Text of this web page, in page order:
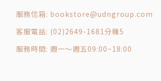
艾肯的聖戰
被激怒的母親
對酒駕宣戰
服務信箱: bookstore@udngroup.com
客服電話: (02)2649-1681分機5
服務時間: 週一～週五09:00~18:00